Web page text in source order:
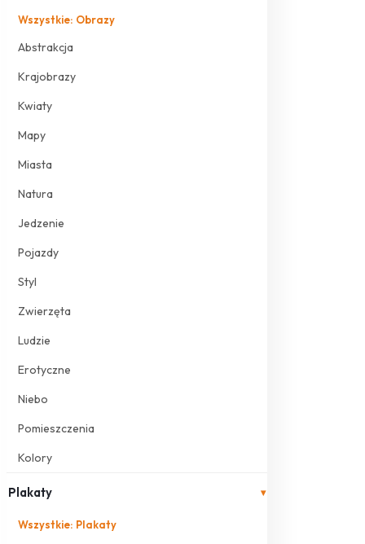
Wszystkie: Obrazy
Abstrakcja
Krajobrazy
Kwiaty
Mapy
Miasta
Natura
Jedzenie
Pojazdy
Styl
Zwierzęta
Ludzie
Erotyczne
Niebo
Pomieszczenia
Kolory
Plakaty ▾
Wszystkie: Plakaty